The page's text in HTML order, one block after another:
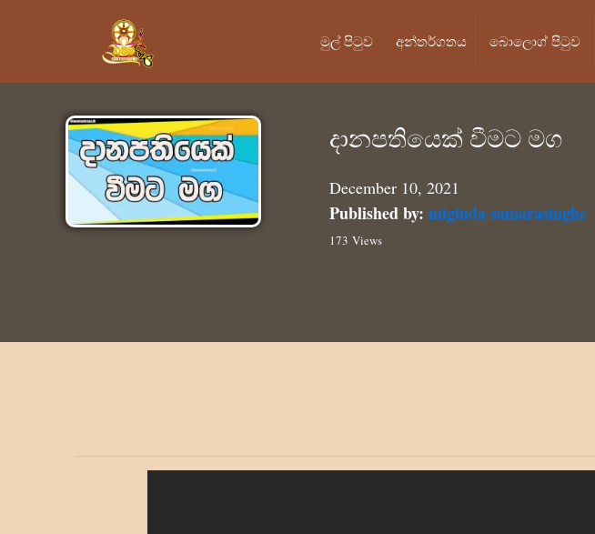
මුල් පි‍ටුව අන්තර්ගතය බොලොග් පි‍ටුව
දානපතියෙක් වීමට මග
December 10, 2021
Published by: miginda samarasinghe
173 Views